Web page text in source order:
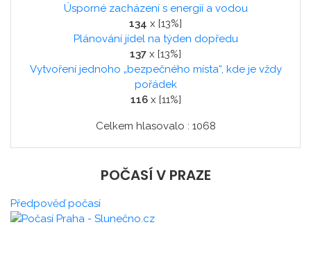
Úsporné zacházení s energií a vodou
134 x [13%]
Plánování jídel na týden dopředu
137 x [13%]
Vytvoření jednoho „bezpečného místa“, kde je vždy
pořádek
116x [11%]
Celkem hlasovalo : 1068
POČASÍ V PRAZE
Předpověď počasí